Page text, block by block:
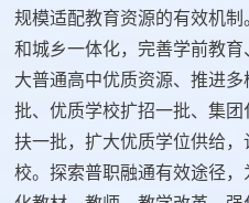
规模适配教育资源的有效机
和城乡一体化，完善学前教
大普通高中优质资源、推进
批、优质学校扩招一批、集
扶一批，扩大优质学位供给
校。探索普职融通有效途径